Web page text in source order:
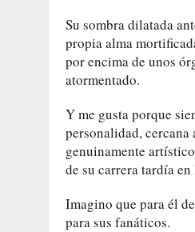
Su sombra dilatada
propia alma
por encima de unos
atormentado.
Y me gusta porque
personalidad,
genuinamente
de su carrera tardía
Imagino que para él
para sus fanáticos.